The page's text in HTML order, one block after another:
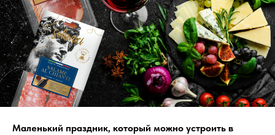
Маленький праздник, который можно устроить в